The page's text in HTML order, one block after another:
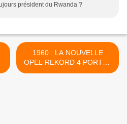
président du Rwanda ?
1960 : LA NOUVELLE
OPEL REKORD 4 PORTES
ÉTAIT COMMERCIALISÉE